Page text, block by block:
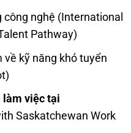
công nghệ (International
Pathway)
kỹ năng khó tuyển
làm việc tại
Saskatchewan Work